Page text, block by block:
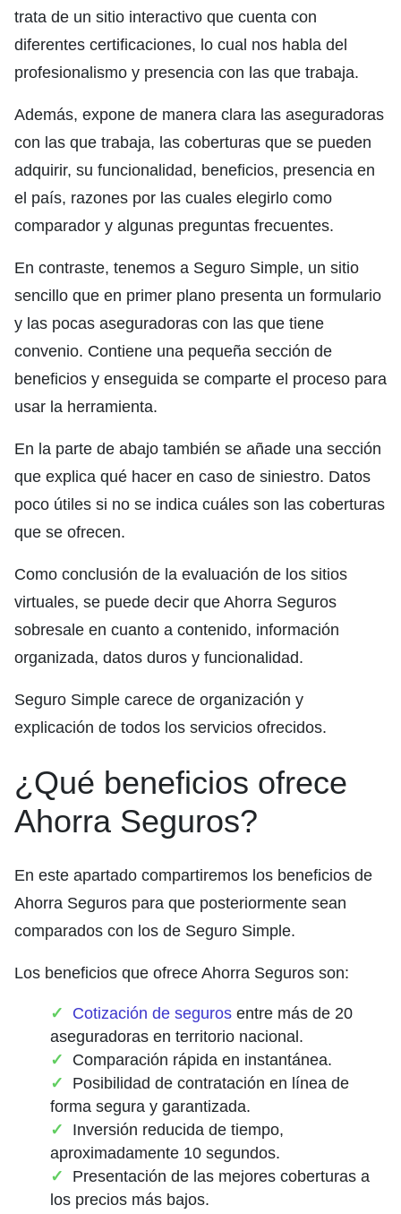
trata de un sitio interactivo que cuenta con
diferentes certificaciones, lo cual nos habla del
profesionalismo y presencia con las que trabaja.
Además, expone de manera clara las aseguradoras
con las que trabaja, las coberturas que se pueden
adquirir, su funcionalidad, beneficios, presencia en
el país, razones por las cuales elegirlo como
comparador y algunas preguntas frecuentes.
En contraste, tenemos a Seguro Simple, un sitio
sencillo que en primer plano presenta un formulario
y las pocas aseguradoras con las que tiene
convenio. Contiene una pequeña sección de
beneficios y enseguida se comparte el proceso para
usar la herramienta.
En la parte de abajo también se añade una sección
que explica qué hacer en caso de siniestro. Datos
poco útiles si no se indica cuáles son las coberturas
que se ofrecen.
Como conclusión de la evaluación de los sitios
virtuales, se puede decir que Ahorra Seguros
sobresale en cuanto a contenido, información
organizada, datos duros y funcionalidad.
Seguro Simple carece de organización y
explicación de todos los servicios ofrecidos.
¿Qué beneficios ofrece
Ahorra Seguros?
En este apartado compartiremos los beneficios de
Ahorra Seguros para que posteriormente sean
comparados con los de Seguro Simple.
Los beneficios que ofrece Ahorra Seguros son:
Cotización de seguros entre más de 20
aseguradoras en territorio nacional.
Comparación rápida en instantánea.
Posibilidad de contratación en línea de
forma segura y garantizada.
Inversión reducida de tiempo,
aproximadamente 10 segundos.
Presentación de las mejores coberturas a
los precios más bajos.